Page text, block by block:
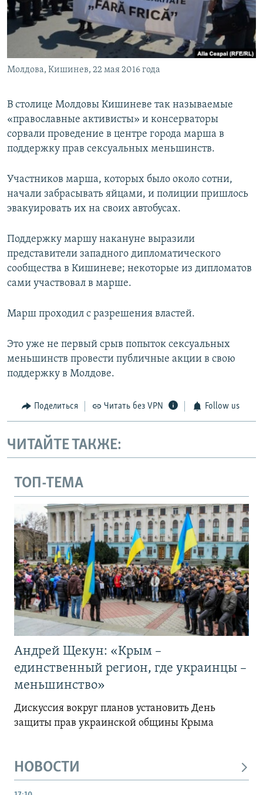
ПОБЕДИТЕЛЕЙ НЕ СУДЯТ?
КРЫМ.НЕПОКОРЕННЫЙ
УКРАИНСКАЯ ПРОБЛЕМА КРЫМА
ПРИСОЕДИНЯЙТЕСЬ!
Молдова, Кишинев, 22 мая 2016 года
В столице Молдовы Кишиневе так называемые
«православные активисты» и консерваторы
сорвали проведение в центре города марша в
поддержку прав сексуальных меньшинств.
Участников марша, которых было около сотни,
начали забрасывать яйцами, и полиции пришлось
эвакуировать их на своих автобусах.
Поддержку маршу накануне выразили
представители западного дипломатического
сообщества в Кишиневе; некоторые из дипломатов
сами участвовал в марше.
Марш проходил с разрешения властей.
Это уже не первый срыв попыток сексуальных
меньшинств провести публичные акции в свою
поддержку в Молдове.
Поделиться Читать без VPN Follow us
ЧИТАЙТЕ ТАКЖЕ:
ТОП-ТЕМА
Андрей Щекун: «Крым –
единственный регион, где украинцы –
меньшинство»
Дискуссия вокруг планов установить День
защиты прав украинской общины Крыма
НОВОСТИ